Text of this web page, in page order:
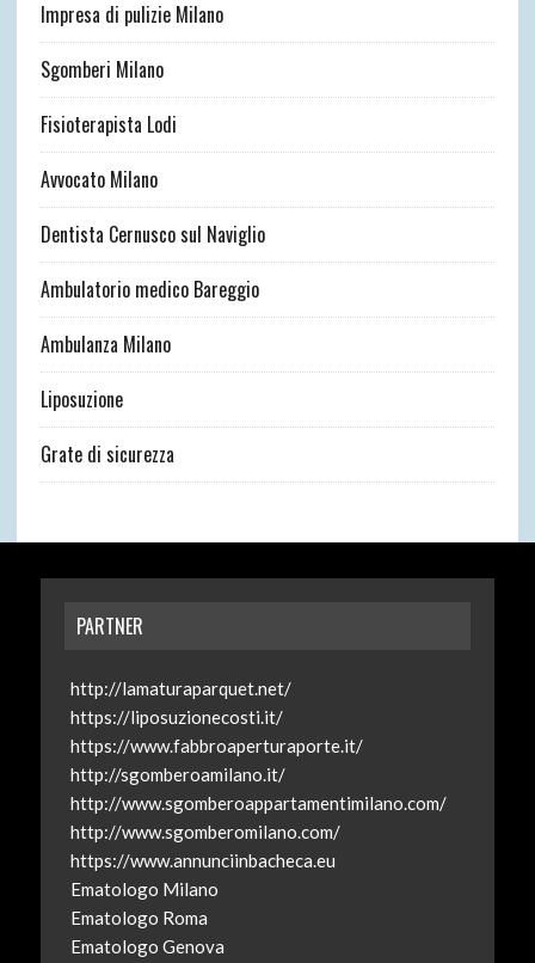
Impresa di pulizie Milano
Sgomberi Milano
Fisioterapista Lodi
Avvocato Milano
Dentista Cernusco sul Naviglio
Ambulatorio medico Bareggio
Ambulanza Milano
Liposuzione
Grate di sicurezza
PARTNER
http://lamaturaparquet.net/
https://liposuzionecosti.it/
https://www.fabbroaperturaporte.it/
http://sgomberoamilano.it/
http://www.sgomberoappartamentimilano.com/
http://www.sgomberomilano.com/
https://www.annunciinbacheca.eu
Ematologo Milano
Ematologo Roma
Ematologo Genova